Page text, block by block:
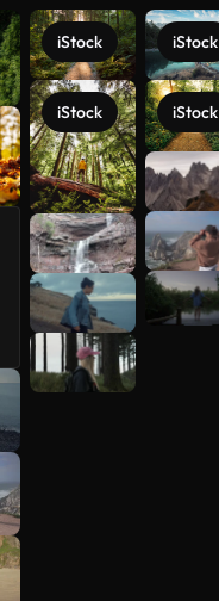
iStock
iStock
iStock
iStock